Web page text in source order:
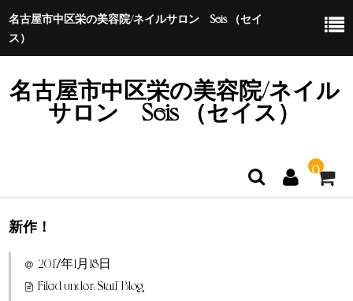
名古屋市中区栄の美容院/ネイルサロン Seis （セイ
ス）
名古屋市中区栄の美容院/ネイル
サロン Seis （セイス）
0
ホーム
特定商取引法に基づく表示
新作！
2017年1月18日
Filed under:Staff Blog